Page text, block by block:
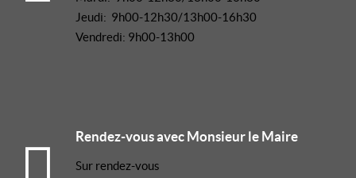
Jeudi: 9h00-12h30/13h00-16h30
Vendredi: 9h00-13h00
Rendez-vous avec Monsieur le Maire
Sur rendez-vous